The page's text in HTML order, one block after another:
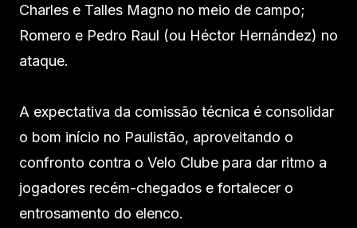
Charles e Talles Magno no meio de campo;
Romero e Pedro Raul (ou Héctor Hernández) no
ataque.
A expectativa da comissão técnica é consolidar
o bom início no Paulistão, aproveitando o
confronto contra o Velo Clube para dar ritmo a
jogadores recém-chegados e fortalecer o
entrosamento do elenco.